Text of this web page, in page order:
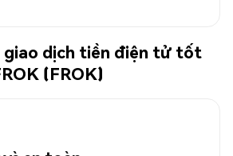
giao dịch tiền điện tử tốt
(FROK)